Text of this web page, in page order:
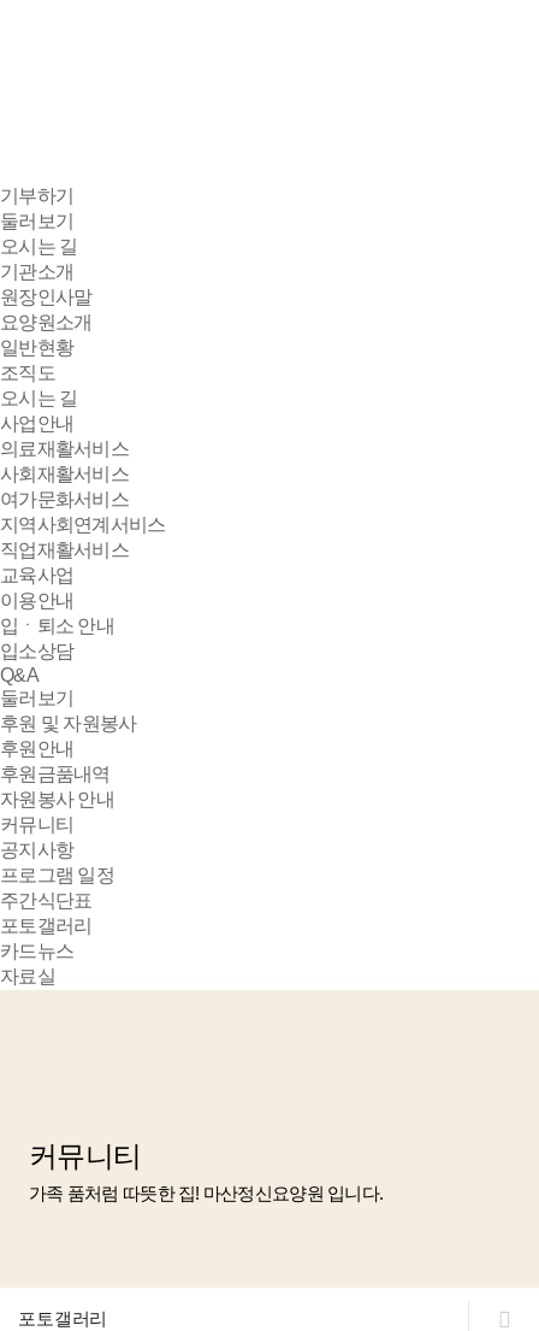
기부하기
둘러보기
오시는 길
기관소개
원장인사말
요양원소개
일반현황
조직도
오시는 길
사업안내
의료재활서비스
사회재활서비스
여가문화서비스
지역사회연계서비스
직업재활서비스
교육사업
이용안내
입ㆍ퇴소 안내
입소상담
Q&A
둘러보기
후원 및 자원봉사
후원안내
후원금품내역
자원봉사 안내
커뮤니티
공지사항
프로그램 일정
주간식단표
포토갤러리
카드뉴스
자료실
커뮤니티
가족 품처럼 따뜻한 집! 마산정신요양원 입니다.
포토갤러리